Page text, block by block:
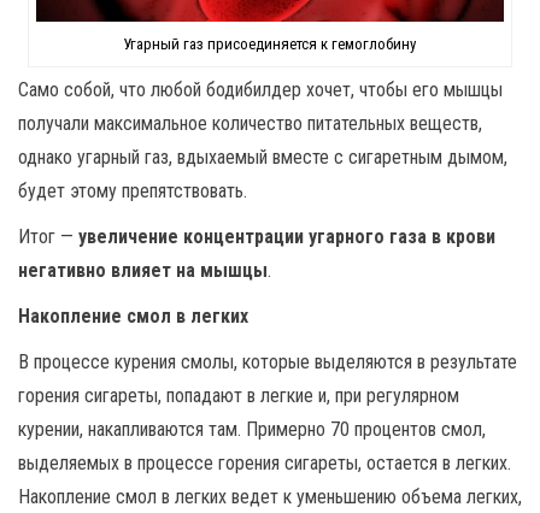
Угарный газ присоединяется к гемоглобину
Само собой, что любой бодибилдер хочет, чтобы его мышцы
получали максимальное количество питательных веществ,
однако угарный газ, вдыхаемый вместе с сигаретным дымом,
будет этому препятствовать.
Итог — увеличение концентрации угарного газа в крови
негативно влияет на мышцы.
Накопление смол в легких
В процессе курения смолы, которые выделяются в результате
горения сигареты, попадают в легкие и, при регулярном
курении, накапливаются там. Примерно 70 процентов смол,
выделяемых в процессе горения сигареты, остается в легких.
Накопление смол в легких ведет к уменьшению объема легких,